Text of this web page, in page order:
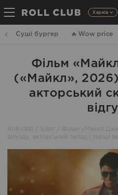
Харків
Суші бургер 🔥 Wow price
Фільм
(«Майкл»,
акторський
Roll-club Блог
Фільм «Майкл
виходу, акторський склад і перші